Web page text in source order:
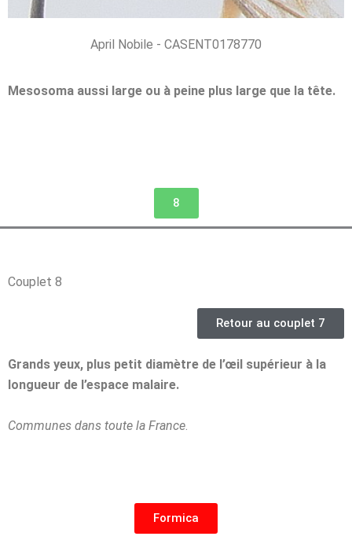
April Nobile - CASENT0178770
Mesosoma aussi large ou à peine plus large que la tête.
8
Couplet 8
Retour au couplet 7
Grands yeux, plus petit diamètre de l’œil supérieur à la
longueur de l’espace malaire.
Communes dans toute la France
Formica